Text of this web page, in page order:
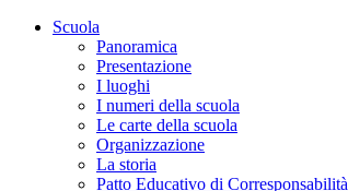
Scuola
Panoramica
Presentazione
I luoghi
I numeri della scuola
Le carte della scuola
Organizzazione
La storia
Patto Educativo di Corresponsabilità